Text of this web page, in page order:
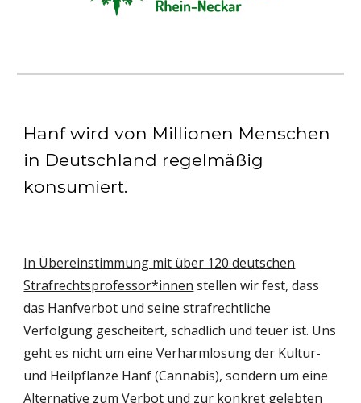
Hanf wird von Millionen Menschen
in Deutschland regelmäßig
konsumiert.
In Übereinstimmung mit über 120 deutschen
Strafrechtsprofessor*innen stellen wir fest, dass
das Hanfverbot und seine strafrechtliche
Verfolgung gescheitert, schädlich und teuer ist. Uns
geht es nicht um eine Verharmlosung der Kultur-
und Heilpflanze Hanf (Cannabis), sondern um eine
Alternative zum Verbot und zur konkret gelebten